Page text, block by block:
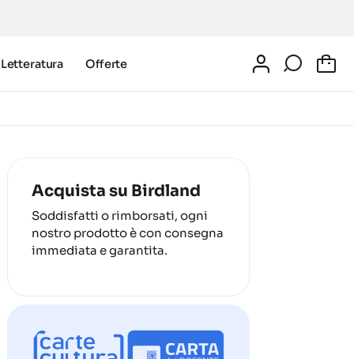
Letteratura Offerte
Acquista su Birdland
Soddisfatti o rimborsati, ogni
nostro prodotto è con consegna
immediata e garantita.